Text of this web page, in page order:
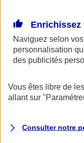
Enrichissez
Naviguez selon
personnalisation
des publicités
Vous êtes libre de
allant sur
Consulter notre